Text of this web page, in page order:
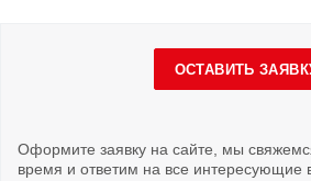
ОСТАВИТЬ
Оформите заявку на сайте, мы
время и ответим на все интересующие